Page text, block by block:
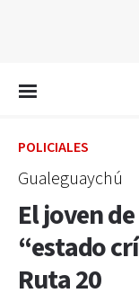
POLICIALES
Gualeguaychú
El joven
“estado
Ruta 20